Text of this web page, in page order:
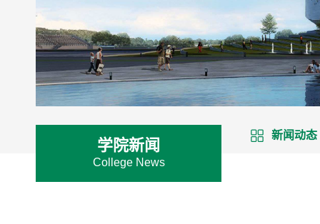
学院新闻
College News
新闻动态